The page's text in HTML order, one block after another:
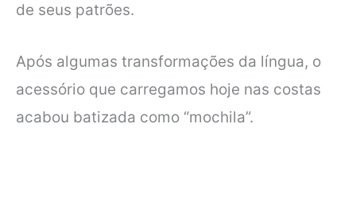
de seus patrões.
Após algumas transformações da língua, o
acessório que carregamos hoje nas costas
acabou batizada como “mochila”.